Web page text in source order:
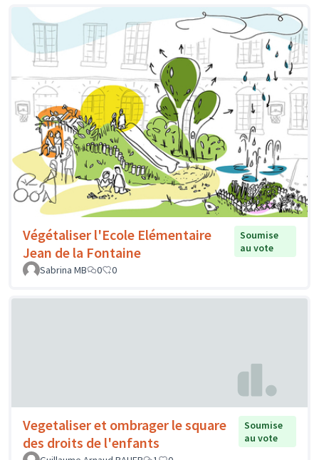
Végétaliser l'Ecole Elémentaire
Jean de la Fontaine
Soumise
au vote
Sabrina MB
0 0
Vegetaliser et ombrager le square
des droits de l'enfants
Soumise
au vote